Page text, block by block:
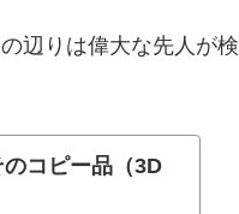
辺りは偉大な先人が検
コピー品（3D